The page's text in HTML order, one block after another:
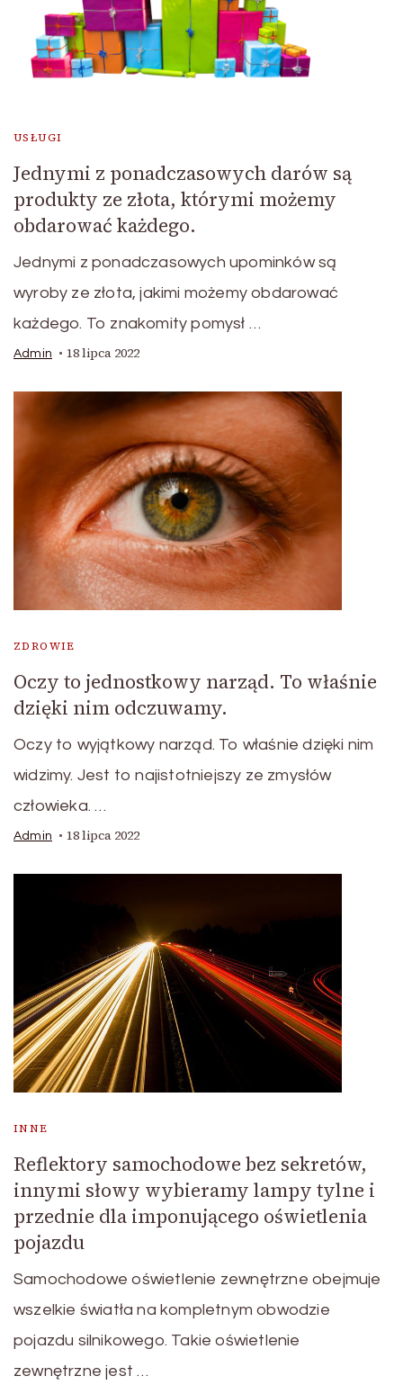
USŁUGI
Jednymi z ponadczasowych darów są
produkty ze złota, którymi możemy
obdarować każdego.
Jednymi z ponadczasowych upominków są
wyroby ze złota, jakimi możemy obdarować
każdego. To znakomity pomysł …
Admin 18 lipca 2022
ZDROWIE
Oczy to jednostkowy narząd. To właśnie
dzięki nim odczuwamy.
Oczy to wyjątkowy narząd. To właśnie dzięki nim
widzimy. Jest to najistotniejszy ze zmysłów
człowieka. …
Admin 18 lipca 2022
INNE
Reflektory samochodowe bez sekretów,
innymi słowy wybieramy lampy tylne i
przednie dla imponującego oświetlenia
pojazdu
Samochodowe oświetlenie zewnętrzne obejmuje
wszelkie światła na kompletnym obwodzie
pojazdu silnikowego. Takie oświetlenie
zewnętrzne jest …